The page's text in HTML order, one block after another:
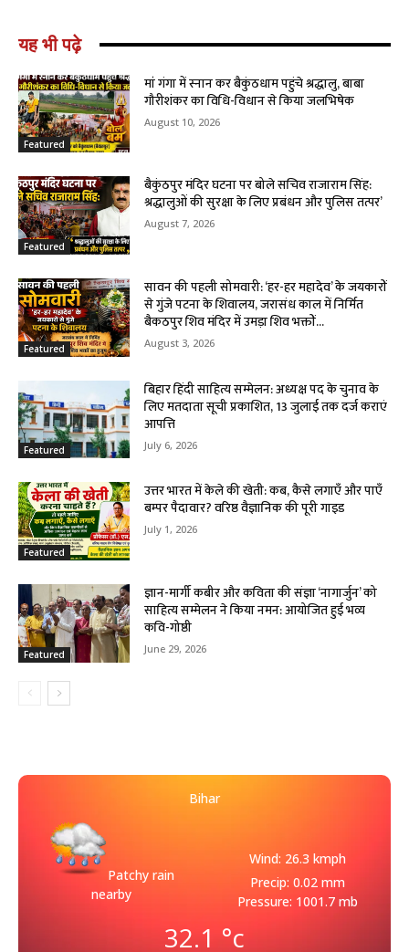
यह भी पढ़े
Featured
मां गंगा में स्नान कर बैकुंठधाम पहुंचे श्रद्धालु, बाबा
गौरीशंकर का विधि-विधान से किया जलभिषेक
August 10, 2026
Featured
बैकुंठपुर मंदिर घटना पर बोले सचिव राजाराम सिंह:
श्रद्धालुओं की सुरक्षा के लिए प्रबंधन और पुलिस तत्पर’
August 7, 2026
Featured
सावन की पहली सोमवारी: ‘हर-हर महादेव’ के जयकारों
से गुंजे पटना के शिवालय, जरासंध काल में निर्मित
बैकठपुर शिव मंदिर में उमड़ा शिव भक्तों...
August 3, 2026
Featured
बिहार हिंदी साहित्य सम्मेलन: अध्यक्ष पद के चुनाव के
लिए मतदाता सूची प्रकाशित, 13 जुलाई तक दर्ज कराएं
आपत्ति
July 6, 2026
Featured
उत्तर भारत में केले की खेती: कब, कैसे लगाएँ और पाएँ
बम्पर पैदावार? वरिष्ठ वैज्ञानिक की पूरी गाइड
July 1, 2026
Featured
ज्ञान-मार्गी कबीर और कविता की संज्ञा ‘नागार्जुन’ को
साहित्य सम्मेलन ने किया नमन: आयोजित हुई भव्य
कवि-गोष्ठी
June 29, 2026
Bihar
Patchy rain
nearby
Wind: 26.3 kmph
Precip: 0.02 mm
Pressure: 1001.7 mb
32.1 °c